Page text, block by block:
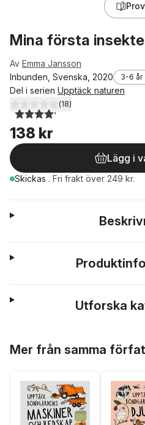
Mina första
Av Emma Jansson
Inbunden, Svenska, 2020
3-6 år
Del i serien Upptäck naturen
4,2utav 5 stjärnor. Totalt antal
(18)
138 kr
Lägg i
Skickas . Fri frakt över 249 kr.
Utforska
Mer från samma